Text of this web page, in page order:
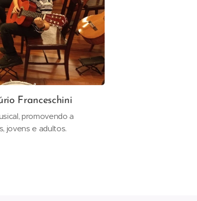
Franceschini
promovendo a
jovens e adultos.